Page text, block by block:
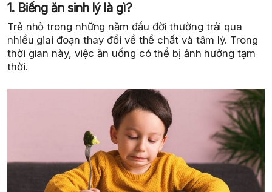
1. Biếng ăn sinh lý là gì?
Trẻ nhỏ trong những năm đầu đời thường trải qua
nhiều giai đoạn thay đổi về thể chất và tâm lý. Trong
thời gian này, việc ăn uống có thể bị ảnh hưởng tạm
thời.